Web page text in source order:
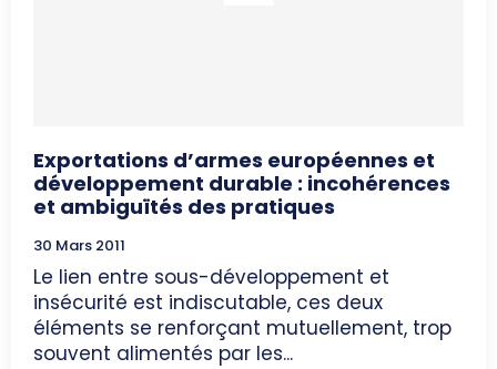
Exportations d’armes européennes et
développement durable : incohérences
et ambiguïtés des pratiques
30 Mars 2011
Le lien entre sous-développement et
insécurité est indiscutable, ces deux
éléments se renforçant mutuellement, trop
souvent alimentés par les...